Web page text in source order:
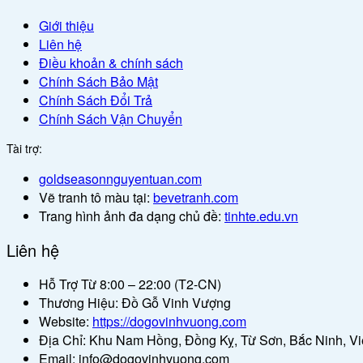
Giới thiệu
Liên hệ
Điều khoản & chính sách
Chính Sách Bảo Mật
Chính Sách Đổi Trả
Chính Sách Vận Chuyển
Tài trợ:
goldseasonnguyentuan.com
Vẽ tranh tô màu tại: bevetranh.com
Trang hình ảnh đa dạng chủ đề: tinhte.edu.vn
Liên hệ
Hỗ Trợ Từ 8:00 – 22:00 (T2-CN)
Thương Hiệu: Đồ Gỗ Vinh Vượng
Website: https://dogovinhvuong.com
Địa Chỉ: Khu Nam Hồng, Đồng Kỵ, Từ Sơn, Bắc Ninh,
Email: info@dogovinhvuong.com